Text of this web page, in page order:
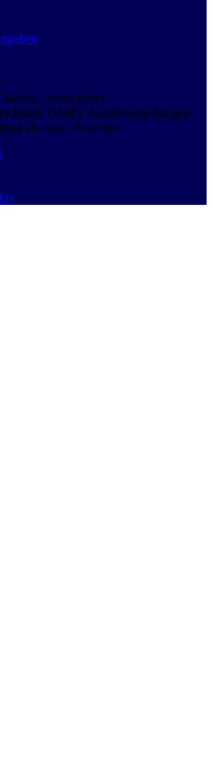
Berlin, Deutschland
Rufnr. (VoIP), Anrufkosten hängen
ab, max. 49 ct/min.